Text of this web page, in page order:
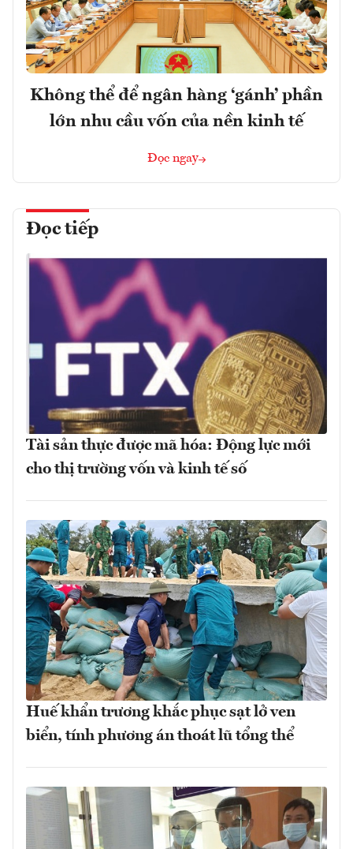
Không thể để ngân hàng ‘gánh’ phần
lớn nhu cầu vốn của nền kinh tế
Đọc ngay
Đọc tiếp
Tài sản thực được mã hóa: Động lực mới
cho thị trường vốn và kinh tế số
Huế khẩn trương khắc phục sạt lở ven
biển, tính phương án thoát lũ tổng thể